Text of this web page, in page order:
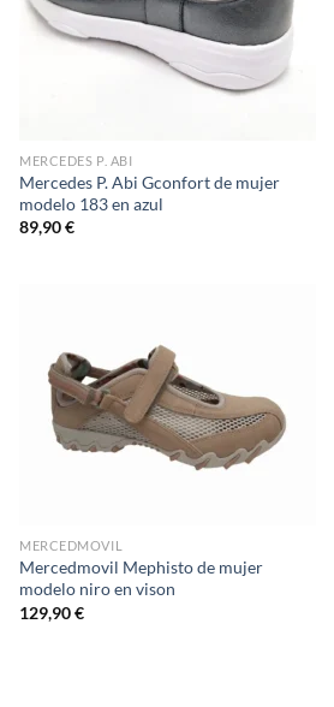
MERCEDES P. ABI
Mercedes P. Abi Gconfort de mujer
modelo 183 en azul
89,90€
MERCEDMOVIL
Mercedmovil Mephisto de mujer
modelo niro en vison
129,90€